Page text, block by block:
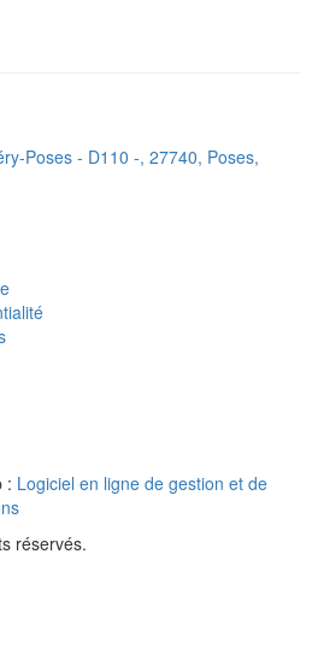
Poses - D110 -, 27740, Poses,
: Logiciel en ligne de gestion et de
réservés.